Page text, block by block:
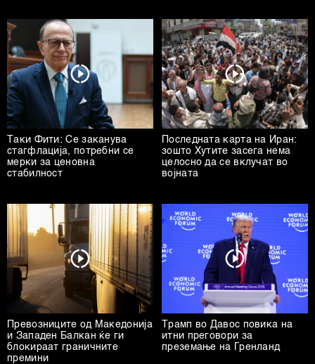
Таки Фити: Се заканува
стагфлација, потребни се
мерки за ценовна
стабилност
Последната карта на Иран:
зошто Хутите засега нема
целосно да се вклучат во
војната
Превозниците од Македонија
и Западен Балкан ќе ги
блокираат граничните
премини
Трамп во Давос повика на
итни преговори за
преземање на Гренланд